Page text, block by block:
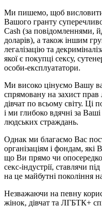
Ми пишемо, щоб висловити
Вашого гранту
Cash (за повідомленнями,
доларів), а також іншим
легалізацію та
якої є покупці сексу,
особи-експлуататори.
Ми високо цінуємо Вашу
спрямовану на захист прав
дівчат по всьому світу. Ці
і ми глибоко вдячні за
людських страждань.
Однак ми благаємо Вас
організаціям і фондам,
що Ви прямо чи
секс-індустрії, ставлячи
на це майбутні покоління
Незважаючи на певну
жінок, дівчат та ЛГБТК+